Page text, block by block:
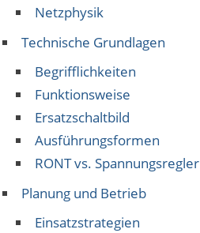
Netzphysik
Technische Grundlagen
Begrifflichkeiten
Funktionsweise
Ersatzschaltbild
Ausführungsformen
RONT vs. Spannungsregler
Planung und Betrieb
Einsatzstrategien